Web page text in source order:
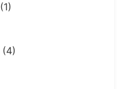
(1)
(4)